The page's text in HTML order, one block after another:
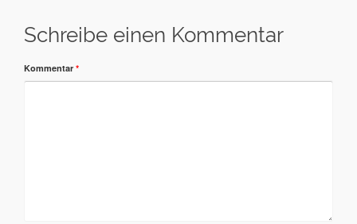
Schreibe einen Kommentar
Kommentar *